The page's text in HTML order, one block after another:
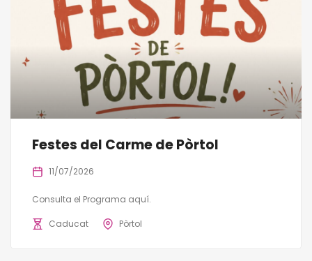
Festes del Carme de Pòrtol
11/07/2026
Consulta el Programa aquí.
Caducat Pòrtol